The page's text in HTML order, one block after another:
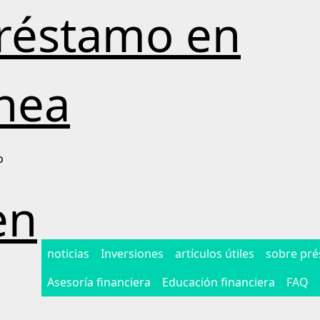
en
noticias Inversiones artículos útiles sobre
Asesoría financiera
Educación financiera FAQ